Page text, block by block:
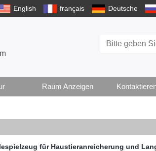
English français Deutsche
Raum Anzeigen
für Haustieranreicherung und